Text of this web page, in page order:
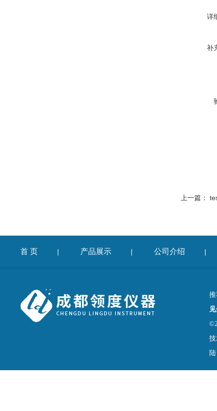
详
补
上一篇：
首 页 | 产品展示 | 公司介绍 |
陆